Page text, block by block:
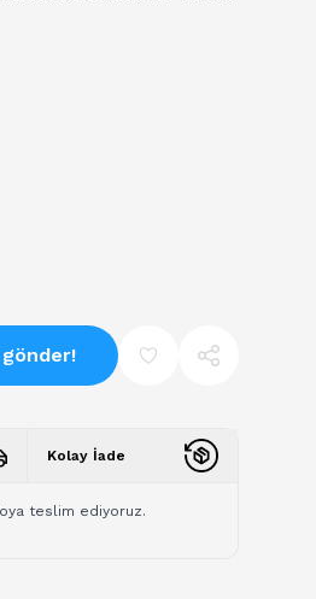
Kolay İade
teslim ediyoruz.